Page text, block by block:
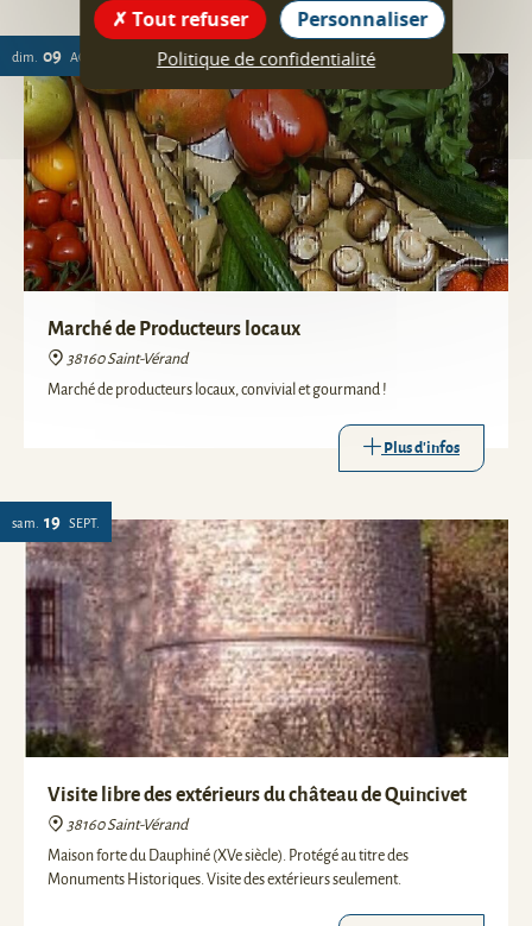
dim. 09 AOÛT
Marché de Producteurs locaux
38160 Saint-Vérand
Marché de producteurs locaux, convivial et gourmand !
Plus d'infos
sam. 19 SEPT.
Visite libre des extérieurs du château de Quincivet
38160 Saint-Vérand
Maison forte du Dauphiné (XVe siècle). Protégé au titre des
Monuments Historiques. Visite des extérieurs seulement.
Tout refuser
Personnaliser
Politique de confidentialité